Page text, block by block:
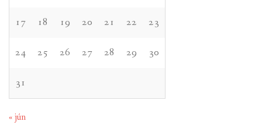
17 18 19 20 21 22 23
24 25 26 27 28 29 30
31
« jún